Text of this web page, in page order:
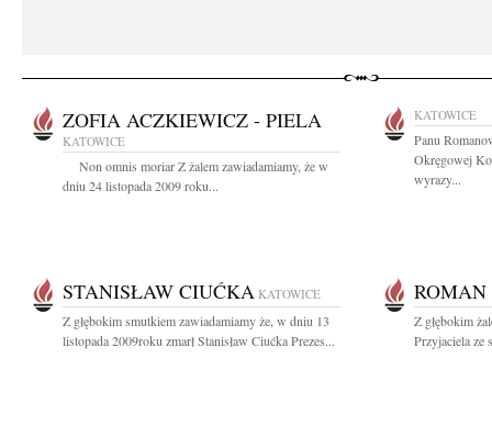
ZOFIA ACZKIEWICZ - PIELA
KATOWICE
Non omnis moriar Z żalem zawiadamiamy, że w
dniu 24 listopada 2009 roku...
KATOWICE
Panu
Okręgowej
wyrazy...
STANISŁAW CIUĆKA KATOWICE
Z głębokim smutkiem zawiadamiamy że, w dniu 13
listopada 2009roku zmarł Stanisław Ciućka Prezes...
ROMAN
Z głębokim
Przyjaciela ze